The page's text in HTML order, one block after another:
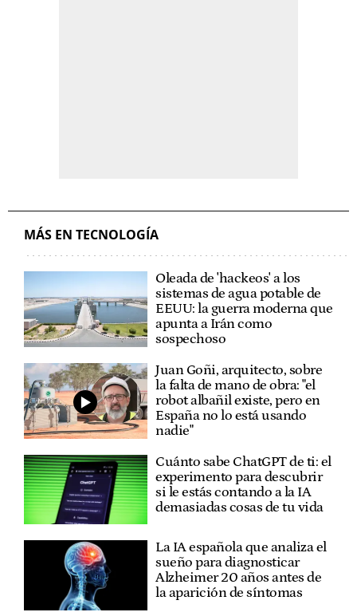
MÁS EN TECNOLOGÍA
Oleada de 'hackeos' a los
sistemas de agua potable de
EEUU: la guerra moderna que
apunta a Irán como
sospechoso
Juan Goñi, arquitecto, sobre
la falta de mano de obra: "el
robot albañil existe, pero en
España no lo está usando
nadie"
Cuánto sabe ChatGPT de ti: el
experimento para descubrir
si le estás contando a la IA
demasiadas cosas de tu vida
La IA española que analiza el
sueño para diagnosticar
Alzheimer 20 años antes de
la aparición de síntomas